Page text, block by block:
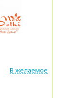
В желаемое